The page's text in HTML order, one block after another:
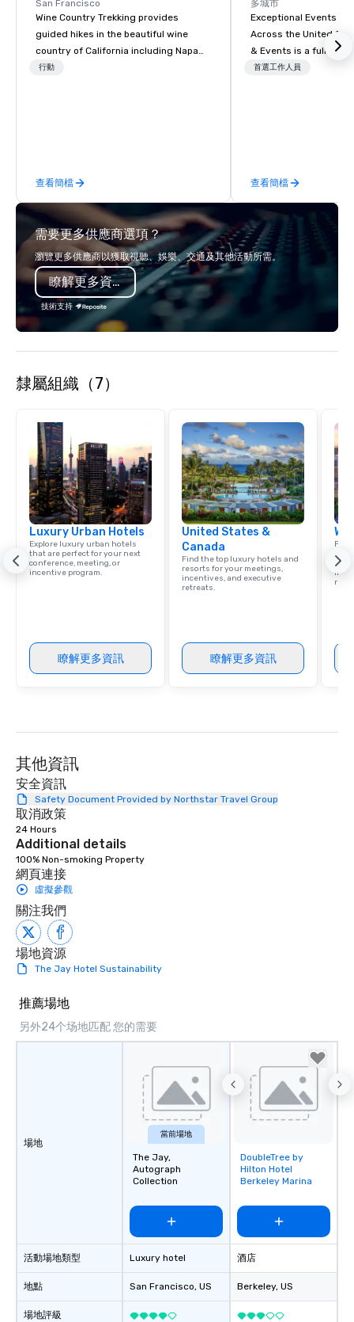
connection to our rich regional cuisine.
Collaborate with local transit authorities
to build strong regional ties to the Ferry
Building and support the revitalization of
the San Francisco waterfront.
Operate as a community gathering-place
San Francisco
Wine Country Trekking provides
guided hikes in the beautiful wine
country of California including Napa
and Sonoma Valleys. These
day hikes we provide luxury self-
guided inn-to-in walking vacations
from the gateway City of San
Francisco to the California wine
country with a focus on superb hiking,
lodging, food and wine. We also have
a Monterey Bay Trek.
行動
查看簡檔
多城市
Exceptional Events &
Across the United States! MAD
& Events is a full-
Management
sourcing,
transportation, VIP
programs,
events, exclusive
on-site coordination.
executive gatherings
team supports clients
Spanish, and English,
responsible tourism. With experience
across destinations
Miami, Los Angeles,
Las Vegas, Chicago,
New Orleans, we
local expertise, and
ground support to
首選工作人員
查看簡檔
需要更多供應商選項？
瀏覽更多供應商以獲取視聽、娛樂、交通及其他活動所需。
瞭解更多資訊
技術支持
隸屬組織（7）
Luxury Urban Hotels
Explore luxury urban hotels
that are perfect for your next
conference, meeting, or
incentive program.
瞭解更多資訊
United States &
Canada
Find the top luxury hotels and
resorts for your meetings,
incentives, and executive
retreats.
瞭解更多資訊
其他資訊
安全資訊
Safety Document Provided by Northstar Travel Group
取消政策
24 Hours
Additional details
100% Non-smoking Property
網頁連接
虛擬參觀
關注我們
場地資源
The Jay Hotel Sustainability
推薦場地
另外24个场地匹配 您的需要
場地
活動場地類型
地點
場地評級
當前場地
The Jay,
Autograph
Collection
Luxury hotel
San Francisco, US
Removed from
favorites
DoubleTree by
Hilton Hotel
Berkeley Marina
酒店
Berkeley, US